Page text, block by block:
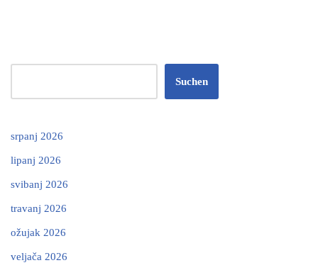
Suchen
srpanj 2026
lipanj 2026
svibanj 2026
travanj 2026
ožujak 2026
veljača 2026